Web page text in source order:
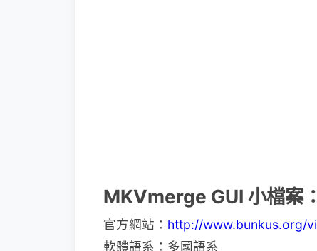
MKVmerge GUI 小檔案：
官方網站： http://www.bunkus.org/
軟體語系：多國語系